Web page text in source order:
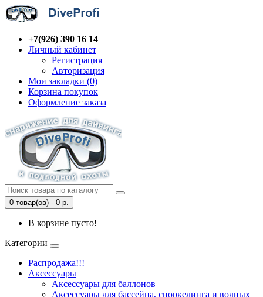
+7(926) 390 16 14
Личный кабинет
Регистрация
Авторизация
Мои закладки (0)
Корзина покупок
Оформление заказа
0 товар(ов) - 0 р.
В корзине пусто!
Категории
Распродажа!!!
Аксессуары
Аксессуары для баллонов
Аксессуары для бассейна, сноркелинга и водных